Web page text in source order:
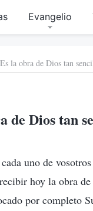
Evangelio
la obra de Dios tan
de Dios tan
uno de
hoy la obra
por completo